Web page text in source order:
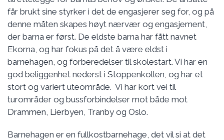
får brukt sine styrker i det de engasjerer seg for, og på
denne måten skapes høyt nærvær og engasjement,
der barna er først. De eldste barna har fått navnet
Ekorna, og har fokus på det å være eldst i
barnehagen, og forberedelser til skolestart. Vi har en
god beliggenhet nederst i Stoppenkollen, og har et
stort og variert uteområde. Vi har kort vei til
turområder og bussforbindelser mot både mot
Drammen, Lierbyen, Tranby og Oslo.
Barnehagen er en fullkostbarnehage, det vil si at det